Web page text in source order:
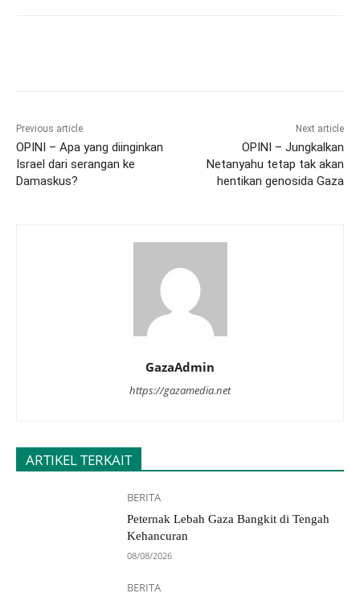
Previous article
OPINI – Apa yang diinginkan
Israel dari serangan ke
Damaskus?
Next article
OPINI – Jungkalkan
Netanyahu tetap tak akan
hentikan genosida Gaza
GazaAdmin
https://gazamedia.net
ARTIKEL TERKAIT
BERITA
Peternak Lebah Gaza Bangkit di Tengah
Kehancuran
08/08/2026
BERITA